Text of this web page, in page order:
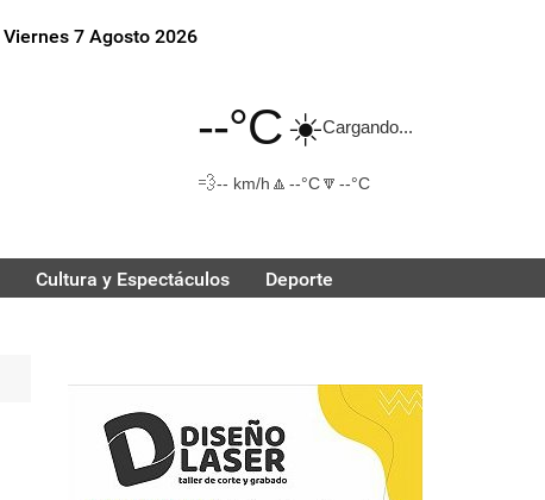
Viernes 7 Agosto 2026
--°C☀️Cargando...
💨-- km/h 🔼 --°C🔽 --°C
Cultura y Espectáculos Deporte